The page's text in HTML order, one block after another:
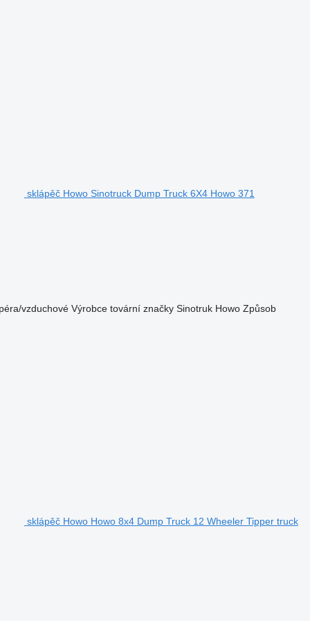
sklápěč Howo Sinotruck Dump Truck 6X4 Howo 371
péra/vzduchové Výrobce tovární značky Sinotruk Howo Způsob
sklápěč Howo Howo 8x4 Dump Truck 12 Wheeler Tipper truck